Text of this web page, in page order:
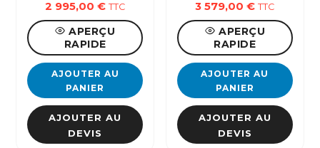
2 995,00€ TTC
APERÇU
RAPIDE
AJOUTER AU
PANIER
AJOUTER AU
DEVIS
3 579,00€ TTC
APERÇU
RAPIDE
AJOUTER AU
PANIER
AJOUTER AU
DEVIS